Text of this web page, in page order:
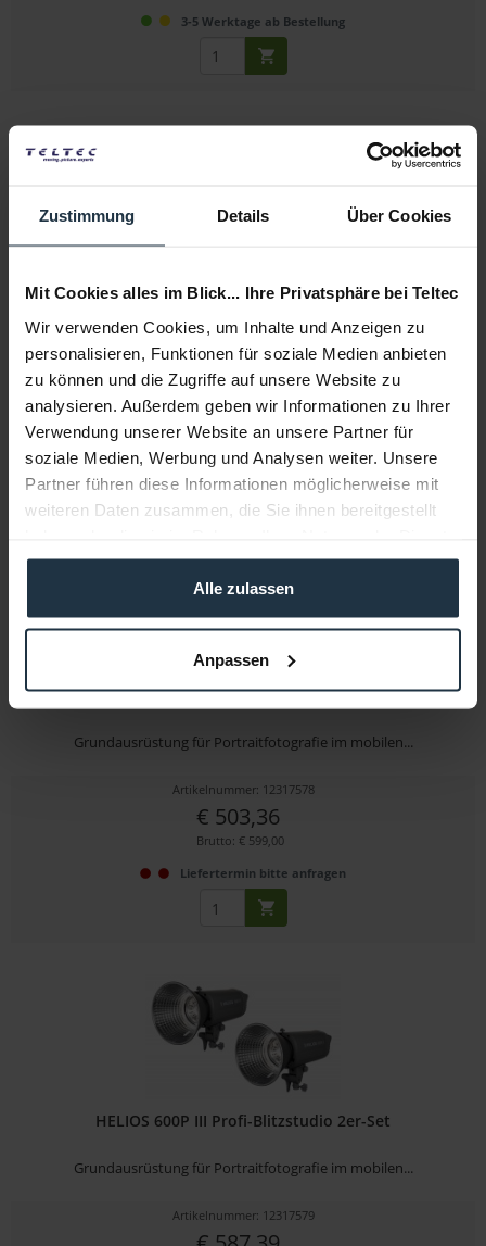
Zustimmung Details Über Cookies
Mit Cookies alles im Blick... Ihre Privatsphäre bei Teltec
Wir verwenden Cookies, um Inhalte und Anzeigen zu
personalisieren, Funktionen für soziale Medien anbieten
zu können und die Zugriffe auf unsere Website zu
analysieren. Außerdem geben wir Informationen zu Ihrer
Verwendung unserer Website an unsere Partner für
soziale Medien, Werbung und Analysen weiter. Unsere
Partner führen diese Informationen möglicherweise mit
weiteren Daten zusammen, die Sie ihnen bereitgestellt
gesammelt haben.
Alle zulassen
Anpassen
3-5 Werktage ab Bestellung
Artikelnummer: 12307813
€ 293,28
Brutto: € 349,00
HELIOS 300P III Profi-Blitzstudio 2er-Set
Grundausrüstung für Portraitfotografie im mobilen...
Artikelnummer: 12317578
€ 503,36
Brutto: € 599,00
Liefertermin bitte anfragen
HELIOS 600P III Profi-Blitzstudio 2er-Set
Grundausrüstung für Portraitfotografie im mobilen...
Artikelnummer: 12317579